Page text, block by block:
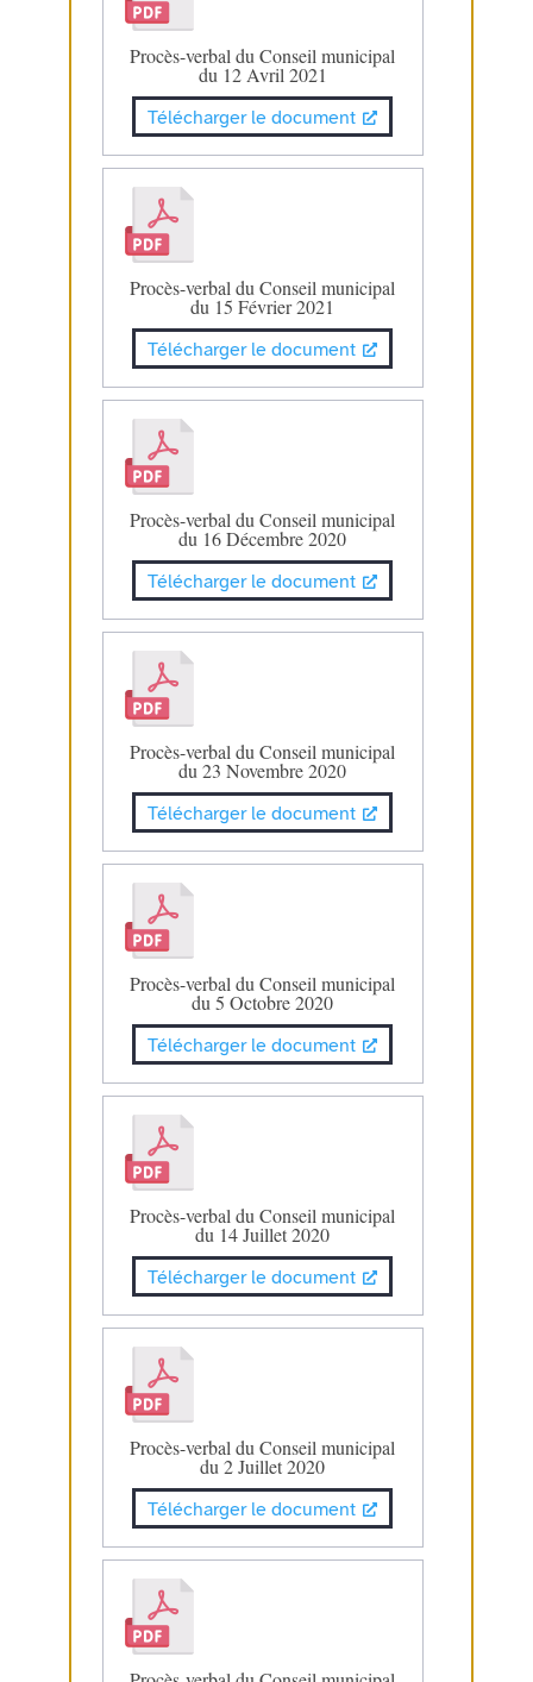
Procès-verbal du Conseil municipal
du 12 Avril 2021
Télécharger le document
Procès-verbal du Conseil municipal
du 15 Février 2021
Télécharger le document
Procès-verbal du Conseil municipal
du 16 Décembre 2020
Télécharger le document
Procès-verbal du Conseil municipal
du 23 Novembre 2020
Télécharger le document
Procès-verbal du Conseil municipal
du 5 Octobre 2020
Télécharger le document
Procès-verbal du Conseil municipal
du 14 Juillet 2020
Télécharger le document
Procès-verbal du Conseil municipal
du 2 Juillet 2020
Télécharger le document